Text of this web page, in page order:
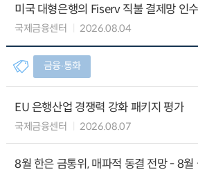
미국 대형은행의 Fiserv 직불 결제망 인
국제금융센터 2026.08.04
금융∙통화
EU 은행산업 경쟁력 강화 패키지 평가
국제금융센터 2026.08.07
8월 한은 금통위, 매파적 동결 전망 - 8월